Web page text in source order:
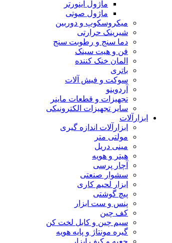
ماژول اینورتر
ماژول صوتی
میکروسکوپ و دوربین
شیرینک حرارتی
دما سنج و رطوبت سنج
فن و هیت سینک
المان خنک کننده
باتری
سوکت و فیش آلات
آردوینو
تجهیزات و قطعات ماینر
سایر تجهیزات الکترونیکی
ابزارآلات
ابزارآلات اندازه گیری
مولتی متر
مینی دریل
هیتر و هویه
آچار پرسی
سشوار صنعتی
ابزار لحیم کاری
پیچ گوشتی
پنس و ست ابزار
کف چین
سیم چین و کابل لخت کن
گیره مونتاژ و پایه هویه
جعبه و کیف ابزار